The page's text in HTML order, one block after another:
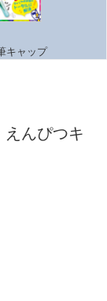
キャップ
えんぴつキ